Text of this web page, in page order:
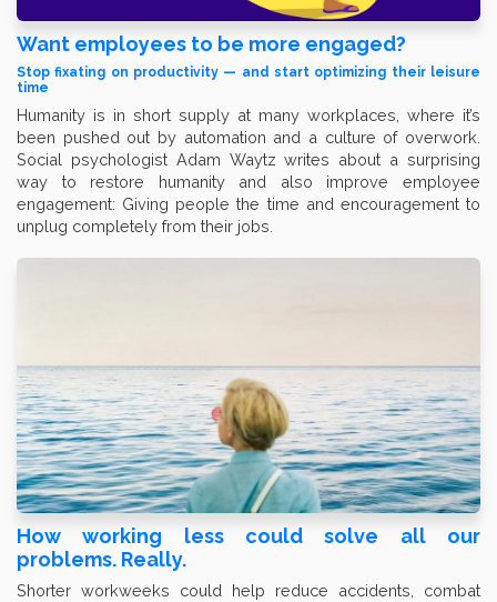
Want employees to be more engaged?
Stop fixating on productivity — and start optimizing their leisure
time
Humanity is in short supply at many workplaces, where it’s
been pushed out by automation and a culture of overwork.
Social psychologist Adam Waytz writes about a surprising
way to restore humanity and also improve employee
engagement: Giving people the time and encouragement to
unplug completely from their jobs.
How working less could solve all our
problems. Really.
Shorter workweeks could help reduce accidents, combat